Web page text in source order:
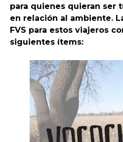
para quienes quieran ser
en relación al ambiente.
FVS para estos viajeros
siguientes ítems: